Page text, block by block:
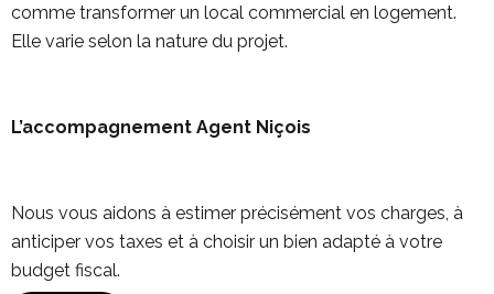
comme transformer un local commercial en logement.
Elle varie selon la nature du projet.
L’accompagnement Agent Niçois
Nous vous aidons à estimer précisément vos charges, à
anticiper vos taxes et à choisir un bien adapté à votre
budget fiscal.